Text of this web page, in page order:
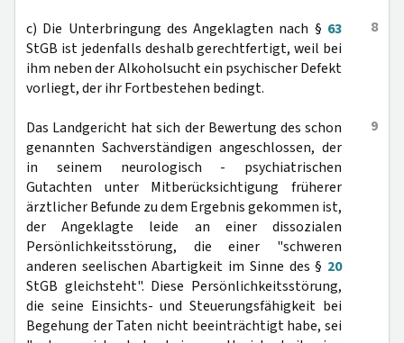
8
c) Die Unterbringung des Angeklagten nach § 63
StGB ist jedenfalls deshalb gerechtfertigt, weil bei
ihm neben der Alkoholsucht ein psychischer Defekt
vorliegt, der ihr Fortbestehen bedingt.
9
Das Landgericht hat sich der Bewertung des schon
genannten Sachverständigen angeschlossen, der
in seinem neurologisch - psychiatrischen
Gutachten unter Mitberücksichtigung früherer
ärztlicher Befunde zu dem Ergebnis gekommen ist,
der Angeklagte leide an einer dissozialen
Persönlichkeitsstörung, die einer "schweren
anderen seelischen Abartigkeit im Sinne des § 20
StGB gleichsteht". Diese Persönlichkeitsstörung,
die seine Einsichts- und Steuerungsfähigkeit bei
Begehung der Taten nicht beeinträchtigt habe, sei